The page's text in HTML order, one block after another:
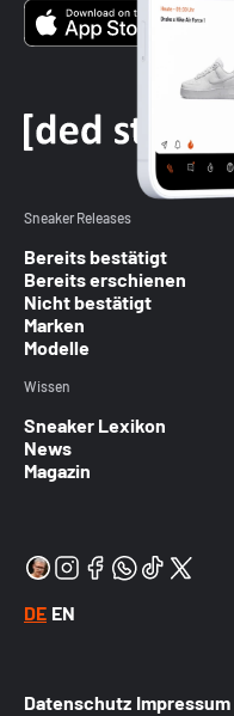
Sneaker Releases
Bereits bestätigt
Bereits erschienen
Nicht bestätigt
Marken
Modelle
Wissen
Sneaker Lexikon
News
Magazin
DE EN
Datenschutz Impressum